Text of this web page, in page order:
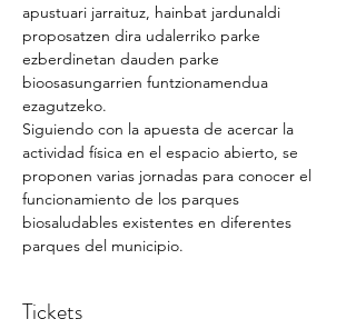
apustuari jarraituz, hainbat jardunaldi
proposatzen dira udalerriko parke
ezberdinetan dauden parke
bioosasungarrien funtzionamendua
ezagutzeko.
Siguiendo con la apuesta de acercar la
actividad física en el espacio abierto, se
proponen varias jornadas para conocer el
funcionamiento de los parques
biosaludables existentes en diferentes
parques del municipio.
Tickets